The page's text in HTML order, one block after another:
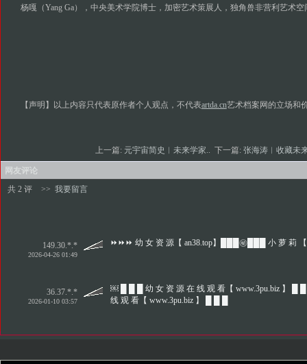
杨嘎（Yang Ga），中央美术学院博士，加密艺术策展人，独角兽非营利艺术空
【声明】以上内容只代表原作者个人观点，不代表artda.cn艺术档案网的立场和
上一篇: 元宇宙简史︱未来学家.. 下一篇:张海涛︱收藏未
网友评论
共 2 评
>> 我要留言
149.30.*.*
2026-04-26 01:49
⏩⏩⏩ 幼 女 资 源【 an38.top】███㊙️███ 小 萝 莉 【
36.37.*.*
2026-01-10 03:57
￼ █ █ █ 幼 女 资 源 在 线 观 看【 www.3pu.biz 】 █
线 观 看【 www.3pu.biz 】 █ █ █